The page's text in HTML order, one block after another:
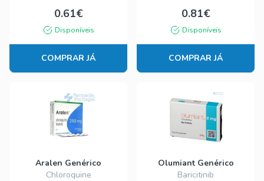
0.61€
Disponíveis
COMPRAR JÁ
0.81€
Disponíveis
COMPRAR JÁ
Aralen Genérico
Chloroquine
Olumiant Genérico
Baricitinib